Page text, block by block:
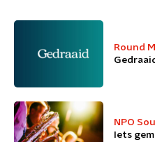
Round
NPO
Iets